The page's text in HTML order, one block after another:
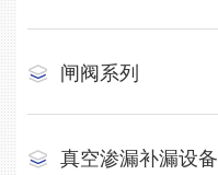
闸阀系列
真空渗漏补漏设备